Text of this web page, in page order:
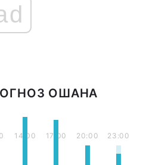
ОШАНА
14:00 17:00 20:00 23:00